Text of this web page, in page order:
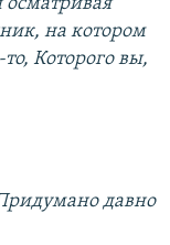
на котором
Которого вы,
давно